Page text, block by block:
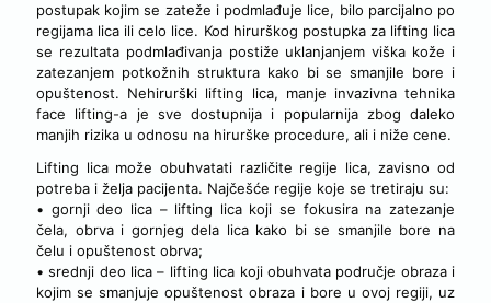
postupak kojim se zateže i podmlađuje lice, bilo parcijalno po
regijama lica ili celo lice. Kod hirurškog postupka za lifting lica
se rezultata podmlađivanja postiže uklanjanjem viška kože i
zatezanjem potkožnih struktura kako bi se smanjile bore i
opuštenost. Nehirurški lifting lica, manje invazivna tehnika
face lifting-a je sve dostupnija i popularnija zbog daleko
manjih rizika u odnosu na hirurške procedure, ali i niže cene.
Lifting lica može obuhvatati različite regije lica, zavisno od
potreba i želja pacijenta. Najčešće regije koje se tretiraju su:
• gornji deo lica – lifting lica koji se fokusira na zatezanje
čela, obrva i gornjeg dela lica kako bi se smanjile bore na
čelu i opuštenost obrva;
• srednji deo lica – lifting lica koji obuhvata područje obraza i
kojim se smanjuje opuštenost obraza i bore u ovoj regiji, uz